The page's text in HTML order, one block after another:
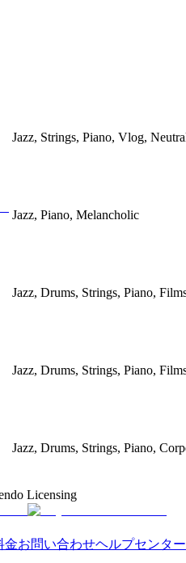
Jazz, Strings, Piano, Vlog,
Jazz, Piano, Melancholic
Jazz, Drums, Strings, Piano,
Jazz, Drums, Strings, Piano,
Jazz, Drums, Strings, Piano,
Licensing
金お問い合わせヘルプセンター